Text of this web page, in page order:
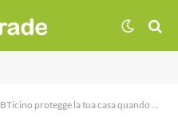
BTicino protegge la tua casa quando sei in vacanza